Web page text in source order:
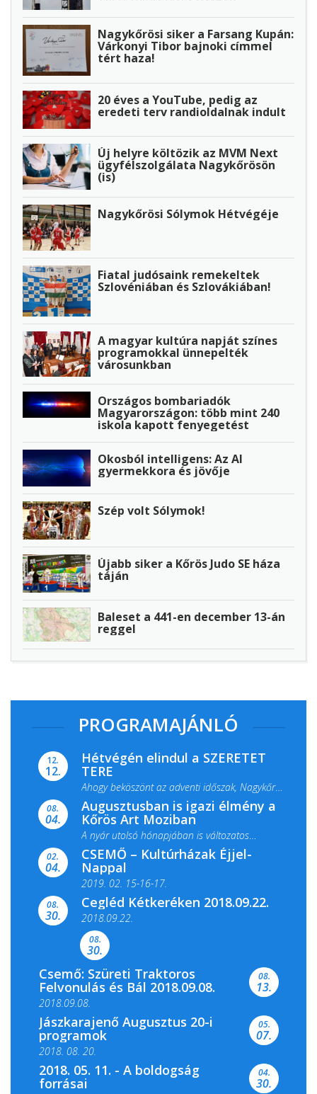
Nagykőrösi siker a Farsang Kupán:
Várkonyi Tibor bajnoki címmel
tért haza!
20 éves a YouTube, pedig az
eredeti terv randioldalnak indult
Új helyre költözik az MVM Next
ügyfélszolgálata Nagykőrösön
(is)
Nagykőrösi Sólymok Hétvégéje
Fiatal judósaink remekeltek
Szlovéniában és Szlovákiában!
A magyar kultúra napját színes
programokkal ünnepelték
városunkban
Országos bombariadók
Magyarországon: több mint 240
iskola kapott fenyegetést
Okosból intelligens: Az AI
gyermekkora és jövője
Szép volt Sólymok!
Újabb siker a Kőrös Judo SE háza
táján
Baleset a 441-en december 13-án
reggel
PROGRAMAJÁNLÓ
12.
12.
Hétvégén elindul a SZERETET
TERE
Ahogy beköszönt az adventi időszak, Nagykőrös
ismét megtelik ünnepi fénnyel és közös...
08.
04.
Augusztusban is igazi élmény a
Kőrös Art Moziban
A nyár utolsó hónapjában is változatos
filmkínálattal, családi...
02.
04.
CSEMŐ – Kultúrházak Éjjel-
Nappal
2019. 02. 15-16-17.
Színes és tartalmas programokkal várja a
Csemői Községi Könyvtár és...
08.
30.
Cegléd Kétkeréken 2018.09.22.
2018.09.22.
08.
30.
Csemő: Szüreti Traktoros
Felvonulás és Bál 2018.09.08.
2018.09.08.
08.
13.
Jászkarajenő Augusztus 20-i
programok
2018. 08. 20.
05.
07.
2018. 05. 11. - A boldogság
forrásai
04.
30.